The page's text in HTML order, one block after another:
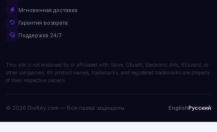
Мгновенная доставка
Гарантия возврата
Поддержка 24/7
This site is not endorsed by or affiliated with Valve, Ubisoft, Electronic Arts, Blizzard, or
other companies. All product names, trademarks, and registered trademarks are property
of their respective owners.
© 2026 DioKey.com — Все права защищены. EnglishРусский